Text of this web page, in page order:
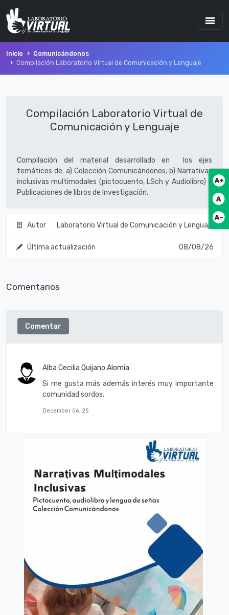
Inicio
Comunicándonos
Compilación Laboratorio Virtual de Comunicación y Lenguaje
Compilación Laboratorio Virtual de
Comunicación y Lenguaje
Compilación del material desarrollado en los ejes
temáticos de: a) Colección Comunicándonos; b) Narrativas
inclusivas multimodales (pictocuento, LSch y Audiolibro) y
Publicaciones de libros de Investigación.
Autor Laboratorio Virtual de Comunicación y Lenguaje
Última actualización 08/08/26
Comentarios
Comentar
Alba Cecilia Quijano Alomia
Si me gusta más además interés muy importante
comunidad sordos.
December 06, 25